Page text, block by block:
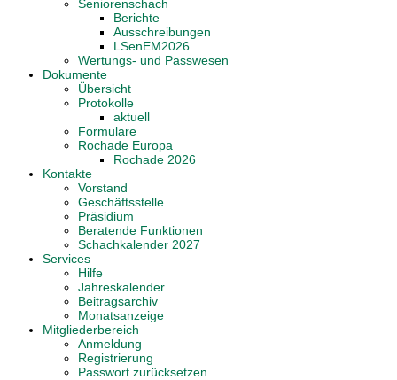
Seniorenschach
Berichte
Ausschreibungen
LSenEM2026
Wertungs- und Passwesen
Dokumente
Übersicht
Protokolle
aktuell
Formulare
Rochade Europa
Rochade 2026
Kontakte
Vorstand
Geschäftsstelle
Präsidium
Beratende Funktionen
Schachkalender 2027
Services
Hilfe
Jahreskalender
Beitragsarchiv
Monatsanzeige
Mitgliederbereich
Anmeldung
Registrierung
Passwort zurücksetzen